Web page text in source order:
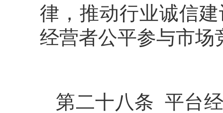
律，推动行业诚信
经营者公平参与市场
第二十八条 平台